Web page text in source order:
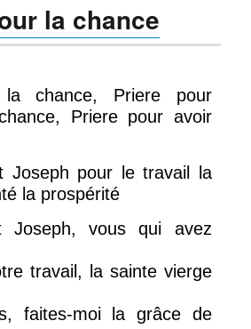
la chance
chance, Priere pour
Priere pour avoir
Joseph pour le travail la
la prospérité
Joseph, vous qui avez
travail, la sainte vierge
faites-moi la grâce de